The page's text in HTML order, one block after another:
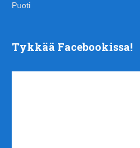
Puoti
Tykkää Facebookissa!